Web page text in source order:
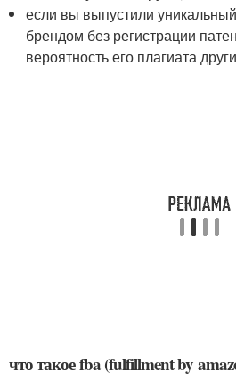
если вы выпустили
брендом без регистрации
вероятность его плагиата
что такое fba (fulfillment by